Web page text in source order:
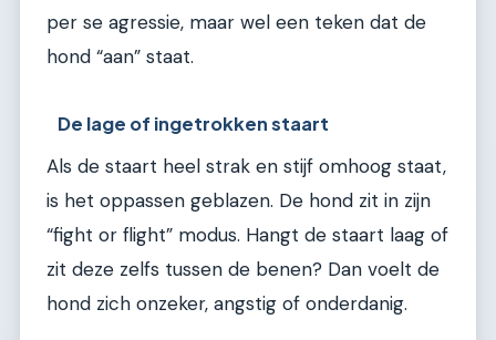
per se agressie, maar wel een teken dat de
hond “aan” staat.
De lage of ingetrokken staart
Als de staart heel strak en stijf omhoog staat,
is het oppassen geblazen. De hond zit in zijn
“fight or flight” modus. Hangt de staart laag of
zit deze zelfs tussen de benen? Dan voelt de
hond zich onzeker, angstig of onderdanig.